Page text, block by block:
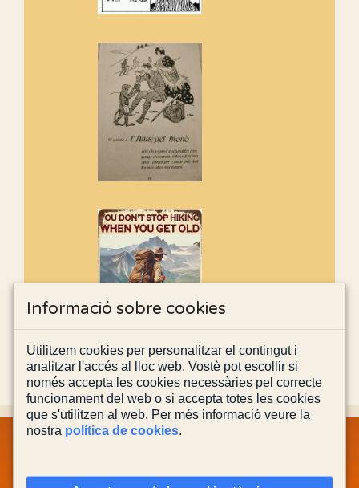
POLÍTICA DE COOKIES
CONTACTA'NS
Informació sobre cookies
Utilitzem cookies per personalitzar el contingut i
analitzar l'accés al lloc web. Vostè pot escollir si
només accepta les cookies necessàries pel correcte
funcionament del web o si accepta totes les cookies
que s'utilitzen al web. Per més informació veure la
nostra política de cookies.